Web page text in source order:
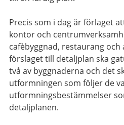
Precis som i dag är förlaget
kontor och
cafèbyggnad, restaurang och
förslaget till detaljplan ska
två av byggnaderna och det
utformningen som följer de
utformningsbestämmelser
detaljplanen.